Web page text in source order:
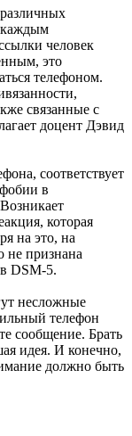
каждым
человек
это
телефоном.
связанные с
доцент Дэвид
соответствует
в
которая
на это, на
не признана
DSM-5.
несложные
телефон
сообщение. Брать
идея. И конечно,
должно быть